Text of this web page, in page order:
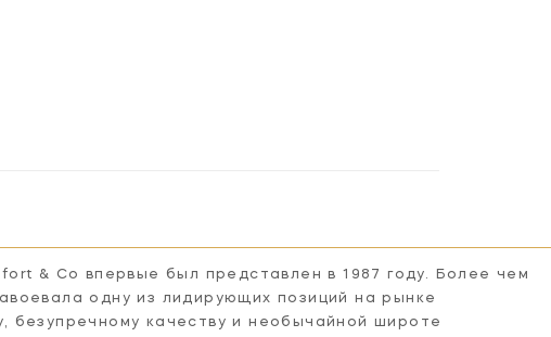
& Co впервые был представлен в 1987 году. Более чем
одну из лидирующих позиций на рынке
безупречному качеству и необычайной широте